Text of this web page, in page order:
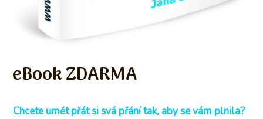
eBook ZDARMA
Chcete umět přát si svá přání tak, aby se vám plnila?